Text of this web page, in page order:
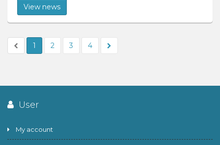
View news
1 2 3 4
User
My account